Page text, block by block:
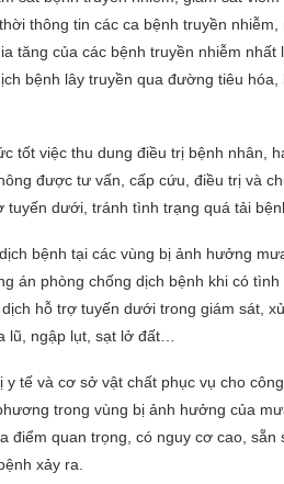
thông tin các ca bệnh truyền
tăng của các bệnh truyền nhiễm nhất
bệnh lây truyền qua đường tiêu
tốt việc thu dung điều trị bệnh nhân,
được tư vấn, cấp cứu, điều trị và
dưới, tránh tình trạng quá tải
bệnh tại các vùng bị ảnh hưởng
án phòng chống dịch bệnh khi có
hỗ trợ tuyến dưới trong giám sát,
lũ, ngập lụt, sạt lở đất…
tế và cơ sở vật chất phục vụ cho
trong vùng bị ảnh hưởng của
điểm quan trọng, có nguy cơ cao, sẵn
xảy ra.